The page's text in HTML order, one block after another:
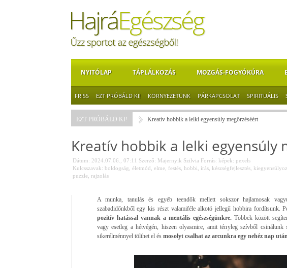
NYITÓLAP TÁPLÁLKOZÁS MOZGÁS-FOGYÓKÚRA
FRISS EZT PRÓBÁLD KI! KÖRNYEZETÜNK PÁRKAPCSOLAT SPIRITUÁLIS
EZT PRÓBÁLD KI! Kreatív hobbik a lelki egyensúly megőrzéséért
Kreatív hobbik a lelki egyensúly
Dátum: 2024.07.06., 07:11 Szerző: Majernyik Szilvia Forrás: képek: pexels
Kulcsszavak: boldogság életmód elme, festés, hobbi írás, készségfejlesztés,
puzzle, rajzolás
A munka, tanulás és egyéb teendők mellett sokszor hajlamosak
szabadidőnkből egy kis részt valamiféle alkotó jellegű hobbira fordítsunk.
pozitív hatással vannak a mentális egészségünkre.Többek között
vagy esetleg a hétvégén, hiszen olyasmire, amit tényleg szívből csinálunk
sikerélménnyel tölthet el és mosolyt csalhat az arcunkra egy nehéz nap után